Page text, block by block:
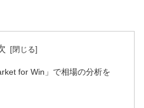
for Win」で相場の分析を